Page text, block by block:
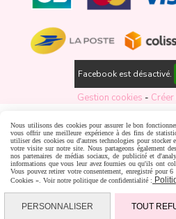
Facebook est désactivé.
Gestion cookies
Nous utilisons des cookies pour assurer le bon
vous offrir une meilleure expérience à des fins de
utiliser des cookies ou d'autres technologies pour stocker
votre visite sur notre site. Nous partageons également
nos partenaires de médias sociaux, de publicité et
informations que vous leur avez fournies ou qu'ils ont
Vous pouvez retirer votre consentement, enregistré pour
Cookies ». Voir notre politique de confidentialité :
PERSONNALISER TOUT